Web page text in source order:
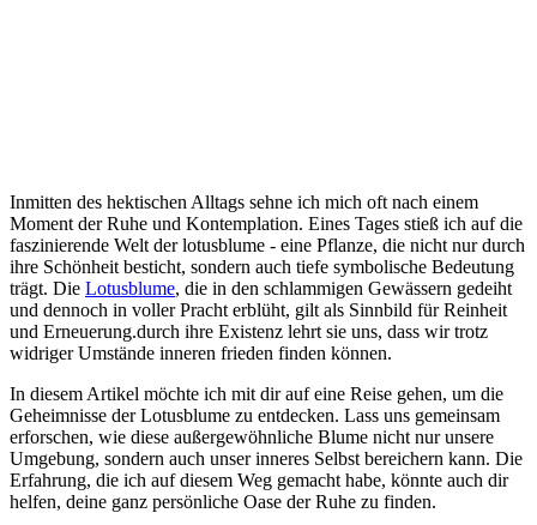
Inmitten des hektischen Alltags sehne ich mich oft nach ⁤einem
Moment ⁣der Ruhe und Kontemplation.‌ Eines ‍Tages stieß ich auf die
faszinierende‍ Welt ⁣der ​lotusblume -‌ eine Pflanze, ‍die ⁤nicht nur durch
ihre Schönheit​ besticht, sondern auch ⁣tiefe symbolische Bedeutung
trägt. Die Lotusblume, die ‍in den schlammigen ⁢Gewässern gedeiht
und dennoch ‌in ‌voller ⁤Pracht erblüht, gilt als Sinnbild ⁢für‍ Reinheit
und Erneuerung.durch ihre Existenz⁤ lehrt⁤ sie ‍uns,​ dass wir trotz
widriger Umstände inneren frieden finden können.
In diesem ‌Artikel möchte⁣ ich mit dir‌ auf ​eine ‍Reise gehen, um⁣ die
⁢Geheimnisse der Lotusblume⁢ zu ‍entdecken. Lass uns ⁣gemeinsam
erforschen, wie diese außergewöhnliche Blume nicht nur unsere
⁢Umgebung, sondern auch‌ unser inneres Selbst bereichern kann. Die⁣
Erfahrung, die‍ ich auf diesem‍ Weg gemacht‌ habe, ⁣könnte auch⁣ dir
helfen, deine ganz ​persönliche⁣ Oase der Ruhe zu finden.